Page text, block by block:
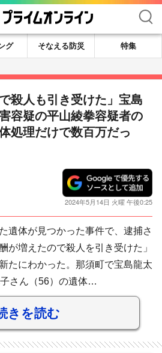
検索
グ そなえる防災
特集
殺人も引き受けた」宝島
容疑の平山綾拳容疑者の
処理だけで数百万だっ
2024年5月14日 火曜 午後0:25
遺体が見つかった事件で、逮捕さ
が増えたので殺人を引き受けた」
たにわかった。那須町で宝島龍太
さん（56）の遺体…
きを読む